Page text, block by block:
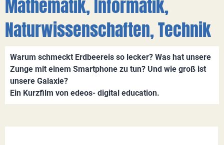
Mathematik, Informatik,
Naturwissenschaften, Technik
Warum schmeckt Erdbeereis so lecker? Was hat unsere
Zunge mit einem Smartphone zu tun? Und wie groß ist
unsere Galaxie?
Ein Kurzfilm von edeos- digital education.